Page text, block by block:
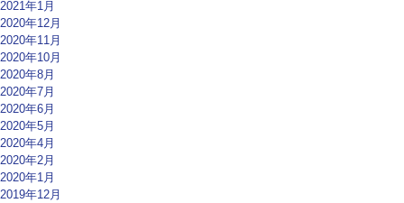
2021年1月
2020年12月
2020年11月
2020年10月
2020年8月
2020年7月
2020年6月
2020年5月
2020年4月
2020年2月
2020年1月
2019年12月